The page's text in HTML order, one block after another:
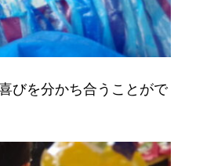
びを分かち合うことがで